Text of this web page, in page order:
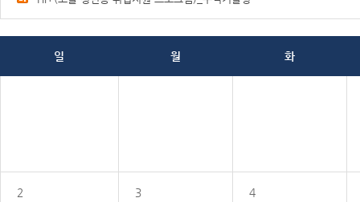
일 월 화
2 3 4